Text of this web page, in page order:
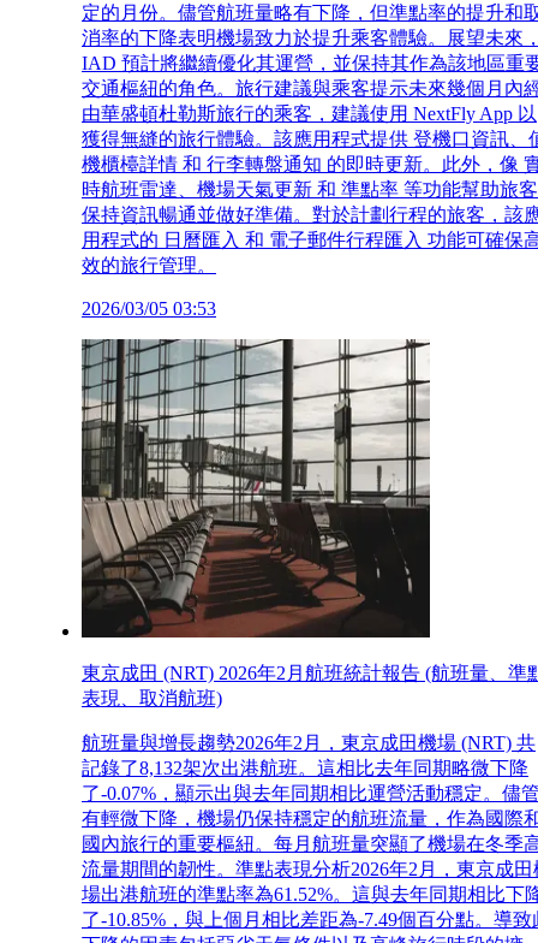
定的月份。儘管航班量略有下降，但準點率的提升和
消率的下降表明機場致力於提升乘客體驗。展望未來
IAD 預計將繼續優化其運營，並保持其作為該地區重
交通樞紐的角色。旅行建議與乘客提示未來幾個月內
由華盛頓杜勒斯旅行的乘客，建議使用 NextFly App 以
獲得無縫的旅行體驗。該應用程式提供 登機口資訊、
機櫃檯詳情 和 行李轉盤通知 的即時更新。此外，像
時航班雷達、機場天氣更新 和 準點率 等功能幫助旅客
保持資訊暢通並做好準備。對於計劃行程的旅客，該
用程式的 日曆匯入 和 電子郵件行程匯入 功能可確保
效的旅行管理。
2026/03/05 03:53
東京成田 (NRT) 2026年2月航班統計報告 (航班量、準
表現、取消航班)
航班量與增長趨勢2026年2月，東京成田機場 (NRT) 共
記錄了8,132架次出港航班。這相比去年同期略微下降
了-0.07%，顯示出與去年同期相比運營活動穩定。儘
有輕微下降，機場仍保持穩定的航班流量，作為國際
國內旅行的重要樞紐。每月航班量突顯了機場在冬季
流量期間的韌性。準點表現分析2026年2月，東京成田
場出港航班的準點率為61.52%。這與去年同期相比下
了-10.85%，與上個月相比差距為-7.49個百分點。導致